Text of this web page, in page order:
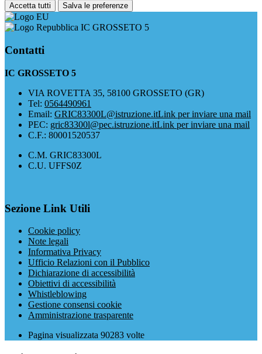
Accetta tutti Salva le preferenze
IC GROSSETO 5
Contatti
IC GROSSETO 5
VIA ROVETTA 35, 58100 GROSSETO (GR)
Tel: 0564490961
Email: GRIC83300L@istruzione.itLink per inviare una mail
PEC: gric83300l@pec.istruzione.itLink per inviare una mail
C.F.: 80001520537
C.M. GRIC83300L
C.U. UFFS0Z
Sezione Link Utili
Cookie policy
Note legali
Informativa Privacy
Ufficio Relazioni con il Pubblico
Dichiarazione di accessibilità
Obiettivi di accessibilità
Whistleblowing
Gestione consensi cookie
Amministrazione trasparente
Pagina visualizzata 90283 volte